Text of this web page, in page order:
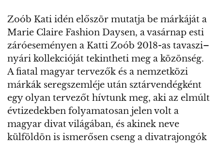
Zoób Kati idén először mutatja be márkáját a
Marie Claire Fashion Daysen, a vasárnap esti
záróeseményen a Katti Zoób 2018-as tavaszi–
nyári kollekcióját tekintheti meg a közönség.
A fiatal magyar tervezők és a nemzetközi
márkák seregszemléje után sztárvendégként
egy olyan tervezőt hívtunk meg, aki az elmúlt
évtizedekben folyamatosan jelen volt a
magyar divat világában, és akinek neve
külföldön is ismerősen cseng a divatrajongók